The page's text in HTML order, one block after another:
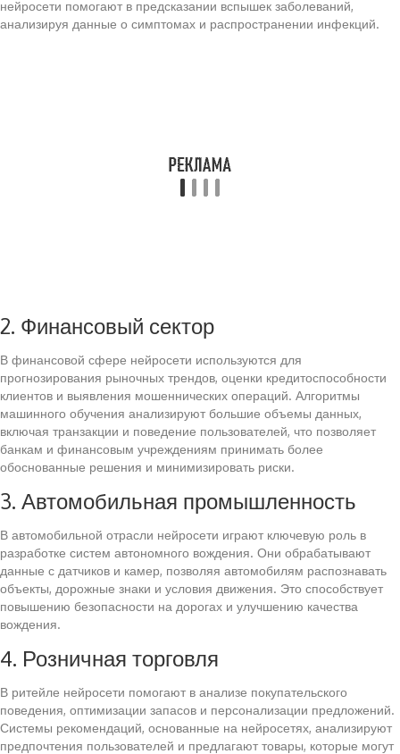
нейросети помогают в предсказании вспышек заболеваний,
анализируя данные о симптомах и распространении инфекций.
2. Финансовый сектор
В финансовой сфере нейросети используются для
прогнозирования рыночных трендов, оценки кредитоспособности
клиентов и выявления мошеннических операций. Алгоритмы
машинного обучения анализируют большие объемы данных,
включая транзакции и поведение пользователей, что позволяет
банкам и финансовым учреждениям принимать более
обоснованные решения и минимизировать риски.
3. Автомобильная промышленность
В автомобильной отрасли нейросети играют ключевую роль в
разработке систем автономного вождения. Они обрабатывают
данные с датчиков и камер, позволяя автомобилям распознавать
объекты, дорожные знаки и условия движения. Это способствует
повышению безопасности на дорогах и улучшению качества
вождения.
4. Розничная торговля
В ритейле нейросети помогают в анализе покупательского
поведения, оптимизации запасов и персонализации предложений.
Системы рекомендаций, основанные на нейросетях, анализируют
предпочтения пользователей и предлагают товары, которые могут